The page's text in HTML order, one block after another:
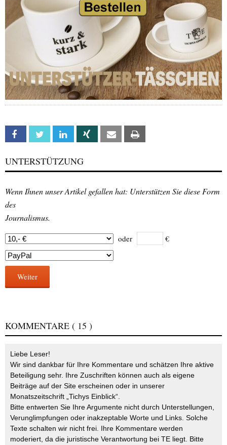
Facebook Twitter Linkedin Xing Email
UNTERSTÜTZUNG
Wenn Ihnen unser Artikel gefallen hat: Unterstützen Sie diese Form
des
Journalismus.
oder €
Weiter
KOMMENTARE ( 15 )
Liebe Leser!
Wir sind dankbar für Ihre Kommentare und schätzen Ihre aktive
Beteiligung sehr. Ihre Zuschriften können auch als eigene
Beiträge auf der Site erscheinen oder in unserer
Monatszeitschrift „Tichys Einblick“.
Bitte entwerten Sie Ihre Argumente nicht durch Unterstellungen,
Verunglimpfungen oder inakzeptable Worte und Links. Solche
Texte schalten wir nicht frei. Ihre Kommentare werden
moderiert, da die juristische Verantwortung bei TE liegt. Bitte